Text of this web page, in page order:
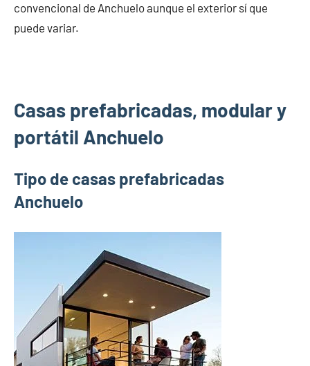
convencional de Anchuelo aunque el exterior sí que
puede variar.
Casas prefabricadas, modular y
portátil Anchuelo
Tipo de casas prefabricadas
Anchuelo